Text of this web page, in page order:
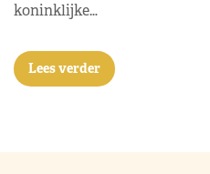
koninklijke…
Lees verder